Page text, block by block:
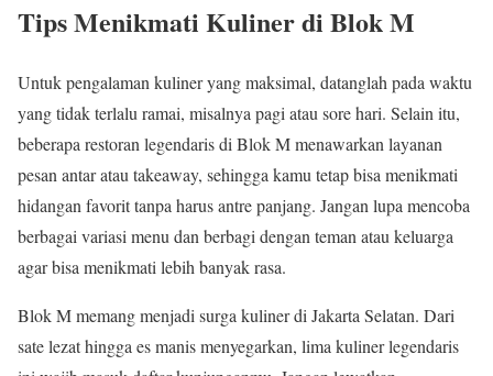
Tips Menikmati Kuliner di Blok M
Untuk pengalaman kuliner yang maksimal, datanglah pada waktu
yang tidak terlalu ramai, misalnya pagi atau sore hari. Selain itu,
beberapa restoran legendaris di Blok M menawarkan layanan
pesan antar atau takeaway, sehingga kamu tetap bisa menikmati
hidangan favorit tanpa harus antre panjang. Jangan lupa mencoba
berbagai variasi menu dan berbagi dengan teman atau keluarga
agar bisa menikmati lebih banyak rasa.
Blok M memang menjadi surga kuliner di Jakarta Selatan. Dari
sate lezat hingga es manis menyegarkan, lima kuliner legendaris